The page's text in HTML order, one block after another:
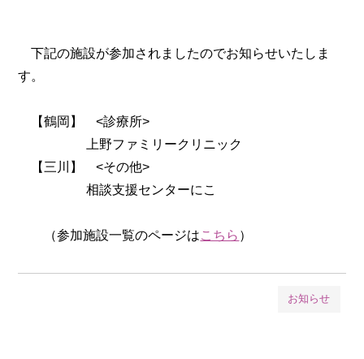
下記の施設が参加されましたのでお知らせいたしま
す。
【鶴岡】 <診療所>
上野ファミリークリニック
【三川】 <その他>
相談支援センターにこ
（参加施設一覧のページはこちら ）
お知らせ